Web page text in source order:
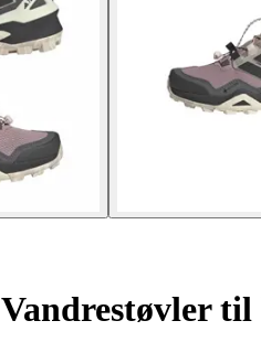
Vandrestøvler til